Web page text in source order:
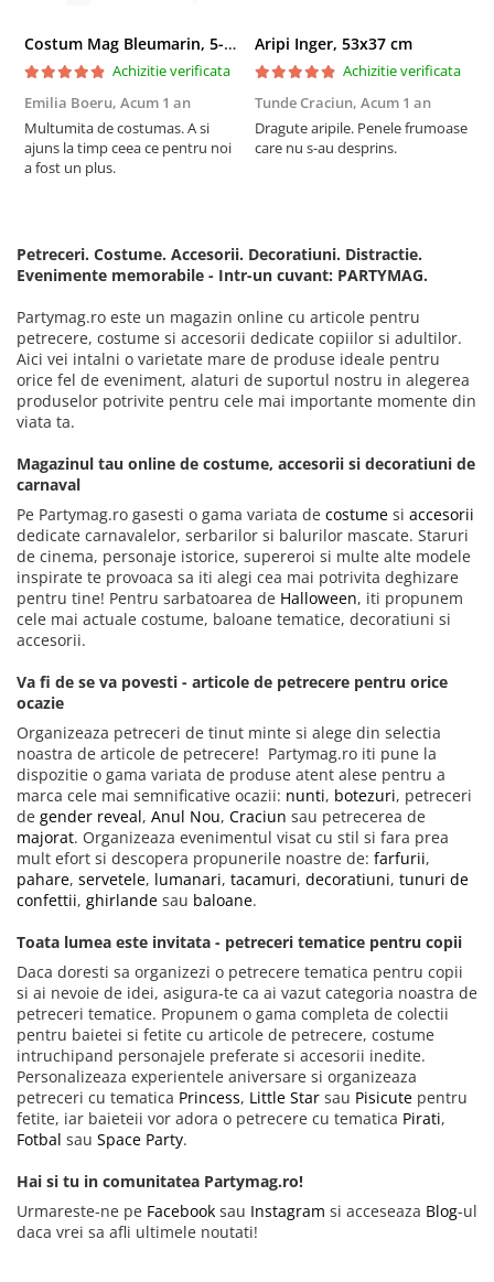
Costum Mag Bleumarin, 5-6 ani
Achizitie verificata
Emilia Boeru, Acum 1 an
Multumita de costumas. A si
ajuns la timp ceea ce pentru noi
a fost un plus.
Aripi Inger, 53x37 cm
Achizitie verificata
Tunde Craciun, Acum 1 an
Dragute aripile. Penele frumoase
care nu s-au desprins.
Petreceri. Costume. Accesorii. Decoratiuni. Distractie.
Evenimente memorabile - Intr-un cuvant: PARTYMAG.
Partymag.ro este un magazin online cu articole pentru
petrecere, costume si accesorii dedicate copiilor si adultilor.
Aici vei intalni o varietate mare de produse ideale pentru
orice fel de eveniment, alaturi de suportul nostru in alegerea
produselor potrivite pentru cele mai importante momente din
viata ta.
Magazinul tau online de costume, accesorii si decoratiuni de
carnaval
Pe Partymag.ro gasesti o gama variata de costume si accesorii
dedicate carnavalelor, serbarilor si balurilor mascate. Staruri
de cinema, personaje istorice, supereroi si multe alte modele
inspirate te provoaca sa iti alegi cea mai potrivita deghizare
pentru tine! Pentru sarbatoarea de Halloween, iti propunem
cele mai actuale costume, baloane tematice, decoratiuni si
accesorii.
Va fi de se va povesti - articole de petrecere pentru orice
ocazie
Organizeaza petreceri de tinut minte si alege din selectia
noastra de articole de petrecere! Partymag.ro iti pune la
dispozitie o gama variata de produse atent alese pentru a
marca cele mai semnificative ocazii: nunti, botezuri, petreceri
de gender reveal, Anul Nou, Craciun sau petrecerea de
majorat. Organizeaza evenimentul visat cu stil si fara prea
mult efort si descopera propunerile noastre de: farfurii,
pahare, servetele, lumanari, tacamuri, decoratiuni, tunuri de
confettii, ghirlande sau baloane.
Toata lumea este invitata - petreceri tematice pentru copii
Daca doresti sa organizezi o petrecere tematica pentru copii
si ai nevoie de idei, asigura-te ca ai vazut categoria noastra de
petreceri tematice. Propunem o gama completa de colectii
pentru baietei si fetite cu articole de petrecere, costume
intruchipand personajele preferate si accesorii inedite.
Personalizeaza experientele aniversare si organizeaza
petreceri cu tematica Princess, Little Star sau Pisicute pentru
fetite, iar baieteii vor adora o petrecere cu tematica Pirati,
Fotbal sau Space Party.
Hai si tu in comunitatea Partymag.ro!
Urmareste-ne pe Facebook sau Instagram si acceseaza Blog-ul
daca vrei sa afli ultimele noutati!